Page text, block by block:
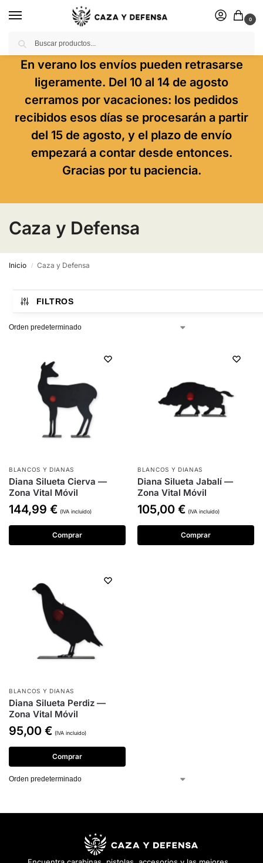
0
En verano los envíos pueden retrasarse
ligeramente. Del 10 al 14 de agosto
cerramos por vacaciones: los pedidos
recibidos esos días se procesarán a partir
del 15 de agosto, y el plazo de envío
empezará a contar desde entonces.
Gracias por tu paciencia.
Caza y Defensa
Inicio / Caza y Defensa
FILTROS
BLANCOS Y DIANAS
Diana Silueta Cierva —
Zona Vital Móvil
144,99 € (IVA incluido)
Comprar
BLANCOS Y DIANAS
Diana Silueta Jabalí —
Zona Vital Móvil
105,00 € (IVA incluido)
Comprar
BLANCOS Y DIANAS
Diana Silueta Perdiz —
Zona Vital Móvil
95,00 € (IVA incluido)
Comprar